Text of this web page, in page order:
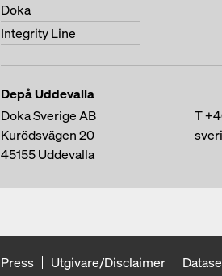
Doka
Integrity Line
Depå Uddevalla
Doka Sverige AB
Kurödsvägen 20
45155Uddevalla
T
Press Utgivare/Disclaimer